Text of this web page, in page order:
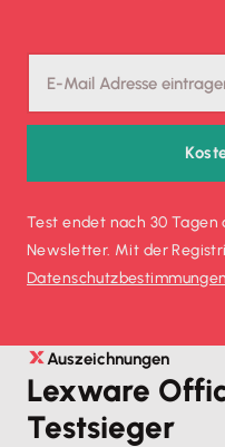
Test endet nach 30 Tagen
Newsletter. Mit der
Datenschutz­bestimmungen
Auszeichnungen
Lexware
Testsieger